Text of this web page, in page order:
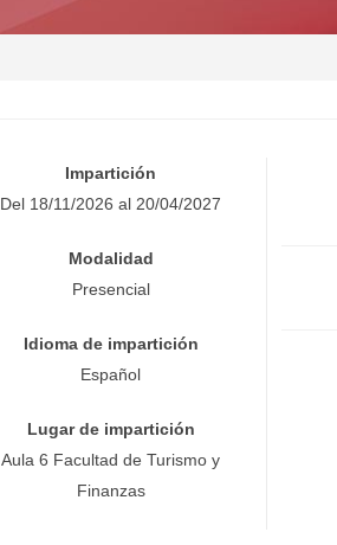
Impartición
Del 18/11/2026 al 20/04/2027
Modalidad
Presencial
Idioma de impartición
Español
Lugar de impartición
Aula 6 Facultad de Turismo y
Finanzas